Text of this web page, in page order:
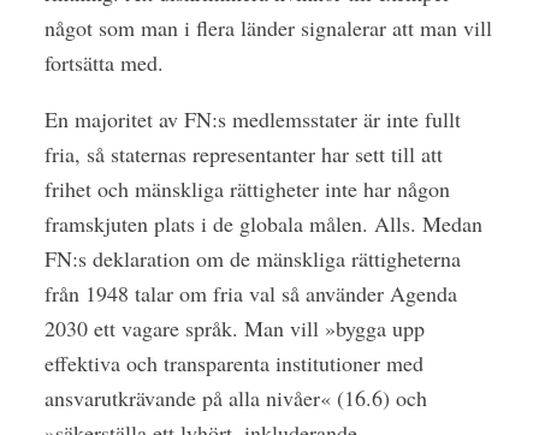
något som man i flera länder signalerar att man vill
fortsätta med.
En majoritet av FN:s medlemsstater är inte fullt
fria, så staternas representanter har sett till att
frihet och mänskliga rättigheter inte har någon
framskjuten plats i de globala målen. Alls. Medan
FN:s deklaration om de mänskliga rättigheterna
från 1948 talar om fria val så använder Agenda
2030 ett vagare språk. Man vill »bygga upp
effektiva och transparenta institutioner med
ansvarutkrävande på alla nivåer« (16.6) och